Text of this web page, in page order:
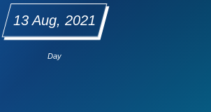
13 Aug, 2021
Day